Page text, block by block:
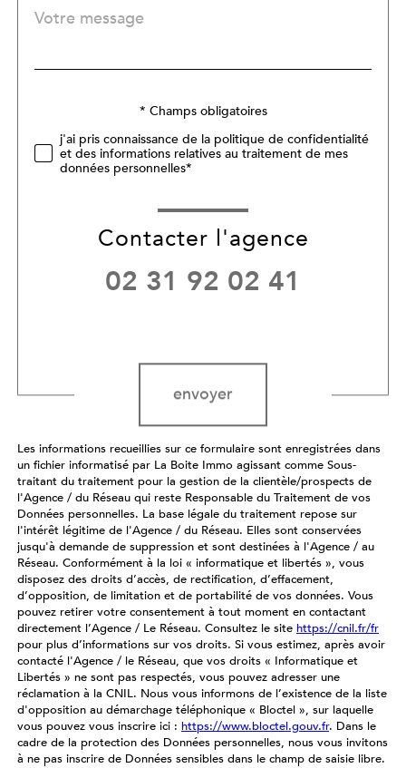
Fieldset
défaut
Message
*
Validation* Champs obligatoires
j'ai pris connaissance de la politique de confidentialité
et des informations relatives au traitement de mes
données personnelles*
Contacter l'agence
02 31 92 02 41
envoyer
Les informations recueillies sur ce formulaire sont enregistrées dans
un fichier informatisé par La Boite Immo agissant comme Sous-
traitant du traitement pour la gestion de la clientèle/prospects de
l'Agence / du Réseau qui reste Responsable du Traitement de vos
Données personnelles. La base légale du traitement repose sur
l'intérêt légitime de l'Agence / du Réseau. Elles sont conservées
jusqu'à demande de suppression et sont destinées à l'Agence / au
Réseau. Conformément à la loi « informatique et libertés », vous
disposez des droits d’accès, de rectification, d’effacement,
d’opposition, de limitation et de portabilité de vos données. Vous
pouvez retirer votre consentement à tout moment en contactant
directement l’Agence / Le Réseau. Consultez le site https://cnil.fr/fr
pour plus d’informations sur vos droits. Si vous estimez, après avoir
contacté l'Agence / le Réseau, que vos droits « Informatique et
Libertés » ne sont pas respectés, vous pouvez adresser une
réclamation à la CNIL. Nous vous informons de l’existence de la liste
d'opposition au démarchage téléphonique « Bloctel », sur laquelle
vous pouvez vous inscrire ici : https://www.bloctel.gouv.fr. Dans le
cadre de la protection des Données personnelles, nous vous invitons
à ne pas inscrire de Données sensibles dans le champ de saisie libre.